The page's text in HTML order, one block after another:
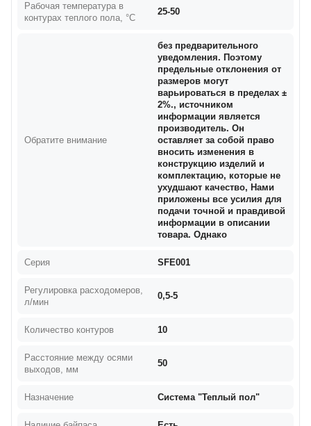
Рабочая температура в
контурах теплого пола, °С
25-50
Обратите внимание
без предварительного
уведомления. Поэтому
предельные отклонения от
размеров могут
варьироваться в пределах ±
2%., источником
информации является
производитель. Он
оставляет за собой право
вносить изменения в
конструкцию изделий и
комплектацию, которые не
ухудшают качество, Нами
приложены все усилия для
подачи точной и правдивой
информации в описании
товара. Однако
Серия SFE001
Регулировка расходомеров,
л/мин
0,5-5
Количество контуров 10
Расстояние между осями
выходов, мм
50
Назначение Система "Теплый пол"